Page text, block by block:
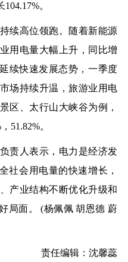
。
高位领跑。随着新能源
用电量大幅上升，同比增
续快速发展态势，一季度
场持续升温，旅游业用电
区、太行山大峡谷为例，
51.82%。
人表示，电力是经济发
社会用电量的快速增长，
产业结构不断优化升级和
局面。
(杨佩佩 胡恩德 蔚
责任编辑：沈馨蕊